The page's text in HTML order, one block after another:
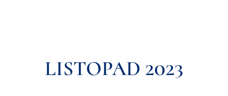
LISTOPAD 2023